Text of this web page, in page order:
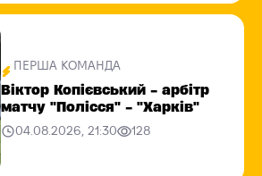
ПЕРША КОМАНДА
Віктор Копієвський - арбітр
матчу "Полісся" - "Харків"
04.08.2026, 21:30 128